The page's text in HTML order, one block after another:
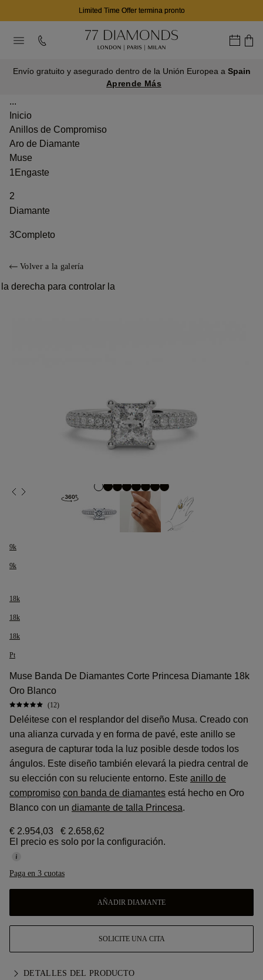
Limited Time Offer termina pronto
Envío gratuito y asegurado dentro de la Unión Europea a Spain
Aprende Más
...
Inicio
Anillos de Compromiso
Aro de Diamante
Muse
1 Engaste
2
Diamante
3Completo
Volver a la galería
derecha para controlar la
9k
9k
18k
18k
18k
Pt
Muse Banda De Diamantes Corte Princesa Diamante 18k
Oro Blanco
(12)
Deléitese con el resplandor del diseño Musa. Creado con
una alianza curvada y en forma de pavé, este anillo se
asegura de capturar toda la luz posible desde todos los
ángulos. Este diseño también elevará la piedra central de
su elección con su reluciente entorno. Este anillo de
compromiso con banda de diamantes está hecho en Oro
Blanco con un diamante de talla Princesa.
€ 2.954,03
€ 2.658,62
El precio es solo por la configuración.
Paga en 3 cuotas
AÑADIR DIAMANTE
SOLICITE UNA CITA
DETALLES DEL PRODUCTO